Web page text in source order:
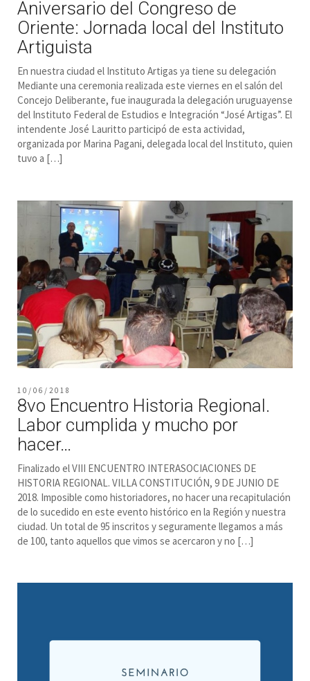
Aniversario del Congreso de
Oriente: Jornada local del Instituto
Artiguista
En nuestra ciudad el Instituto Artigas ya tiene su delegación
Mediante una ceremonia realizada este viernes en el salón del
Concejo Deliberante, fue inaugurada la delegación uruguayense
del Instituto Federal de Estudios e Integración “José Artigas”. El
intendente José Lauritto participó de esta actividad,
organizada por Marina Pagani, delegada local del Instituto, quien
tuvo a […]
10/06/2018
8vo Encuentro Historia Regional.
Labor cumplida y mucho por
hacer…
Finalizado el VIII ENCUENTRO INTERASOCIACIONES DE
HISTORIA REGIONAL. VILLA CONSTITUCIÓN, 9 DE JUNIO DE
2018. Imposible como historiadores, no hacer una recapitulación
de lo sucedido en este evento histórico en la Región y nuestra
ciudad. Un total de 95 inscritos y seguramente llegamos a más
de 100, tanto aquellos que vimos se acercaron y no […]